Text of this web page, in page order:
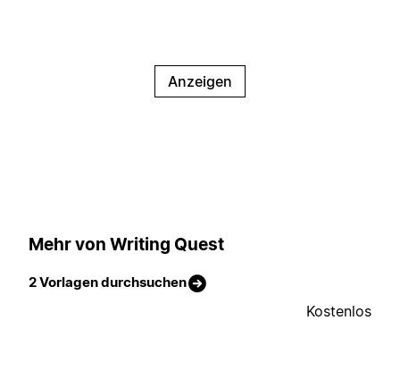
Anzeigen
Mehr von Writing Quest
2 Vorlagen durchsuchen
Kostenlos